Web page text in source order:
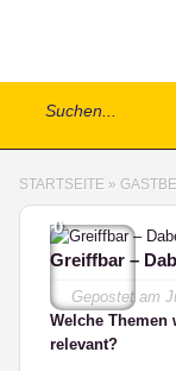
STARTSEITE »
0
Greiffbar –
Gepostet am
Welche Themen
relevant?